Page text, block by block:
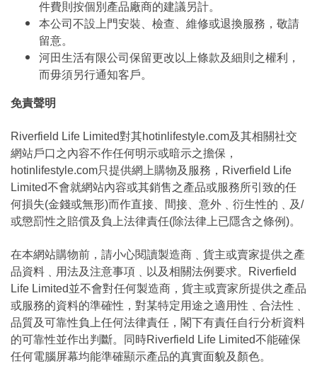
件費則按個別產品廠商的建議另計。
本公司不設上門安裝、檢查、維修或退換服務，敬請
留意。
河田生活有限公司保留更改以上條款及細則之權利，
而毋須另行通知客戶。
免責聲明
Riverfield Life Limited對其hotinlifestyle.com及其相關社交
網站戶口之內容不作任何明示或暗示之擔保，
hotinlifestyle.com只提供網上購物及服務，Riverfield Life
Limited不會就網站內容或其銷售之產品或服務所引致的任
何損失(金錢或無形)而作直接、間接、意外﹑衍生性的﹑及/
或懲罰性之賠償及負上法律責任(除法律上已隱含之條例)。
在本網站購物前，請小心閱讀製造商﹑貨主或賣家提供之產
品資料﹑用法及注意事項﹑以及相關法例要求。Riverfield
Life Limited並不會對任何製造商，貨主或賣家所提供之產品
或服務的資料的準確性，對某特定用途之適用性﹑合法性﹑
品質及可靠性負上任何法律責任，閣下有責任自行分析資料
的可靠性並作出判斷。同時Riverfield Life Limited不能確保
任何電腦屏幕均能準確顯示產品的真實面貌及顏色。